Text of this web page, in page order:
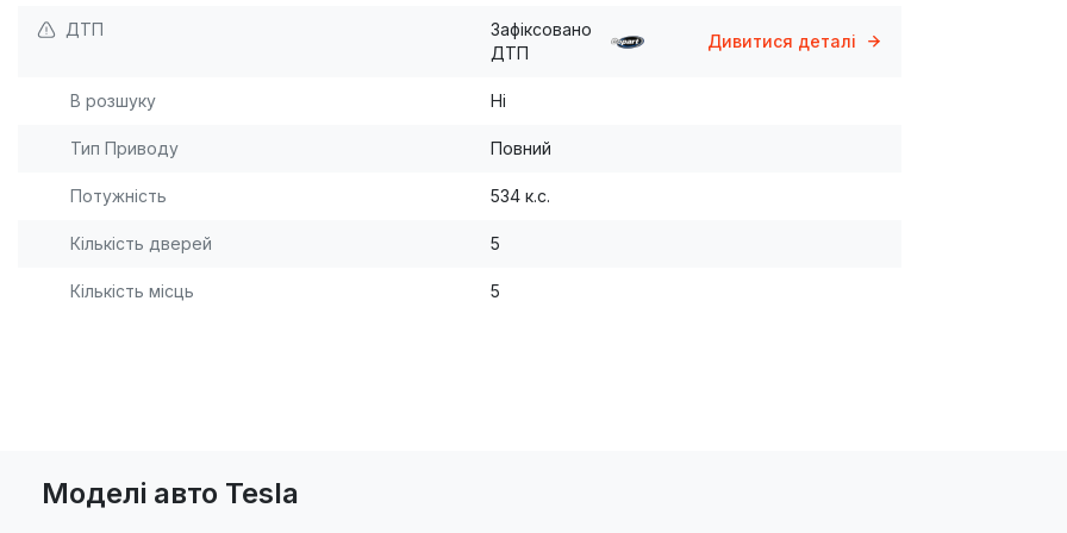
ДТП
Зафіксовано
ДТП
Дивитися деталі
В розшуку Ні
Тип Приводу Повний
Потужність 534 к.с.
Кількість дверей 5
Кількість місць 5
Моделі авто Tesla